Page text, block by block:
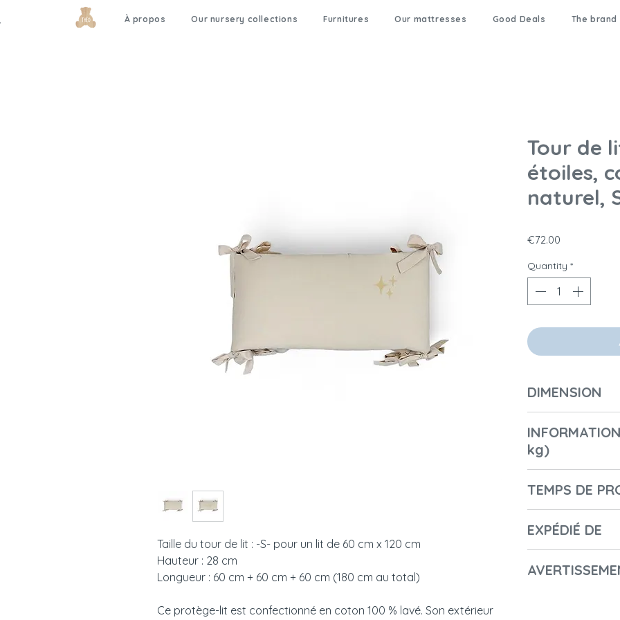
À propos Our nursery collections Furnitures Our mattresses Good Deals The brand
Taille du tour de lit : -S- pour un lit de 60 cm x 120 cm
Hauteur : 28 cm
Longueur : 60 cm + 60 cm + 60 cm (180 cm au total)
Ce protège-lit est confectionné en coton 100 % lavé. Son extérieur
Tour de
étoiles,
naturel,
€72.00
Quantity *
DIMENSION
Largeur (cm) /
Hauteur (cm) : 30
Diamètre (cm) :
Poids (kg) : 0,3
kg)
1st Box Lenght: 30
1st Box Height: 10
1st Box Width: 60
TEMPS DE
EXPÉDIÉ DE